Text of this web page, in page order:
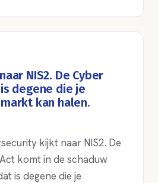
NIS2. De Cyber
degene die je
kan halen.
kijkt naar NIS2. De
komt in de schaduw
is degene die je